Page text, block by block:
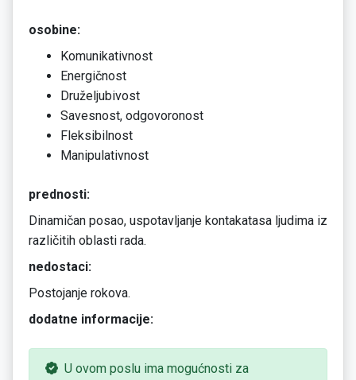
osobine:
Komunikativnost
Energičnost
Druželjubivost
Savesnost, odgovoronost
Fleksibilnost
Manipulativnost
prednosti:
Dinamičan posao, uspotavljanje kontakatasa ljudima iz
različitih oblasti rada.
nedostaci:
Postojanje rokova.
dodatne informacije:
U ovom poslu ima mogućnosti za